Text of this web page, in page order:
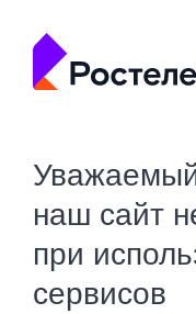
наш сайт
при
сервисов